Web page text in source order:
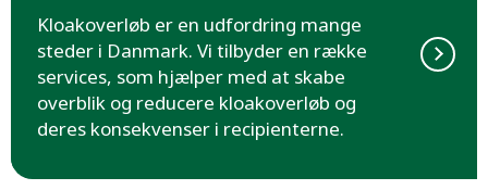
Kloakoverløb er en udfordring mange
steder i Danmark. Vi tilbyder en række
services, som hjælper med at skabe
overblik og reducere kloakoverløb og
deres konsekvenser i recipienterne.